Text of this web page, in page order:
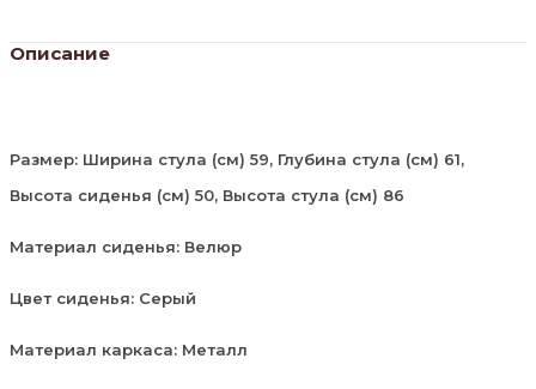
Описание
Размер: Ширина стула (см) 59, Глубина стула (см) 61,
Высота сиденья (см) 50, Высота стула (см) 86
Материал сиденья: Велюр
Цвет сиденья: Серый
Материал каркаса: Металл